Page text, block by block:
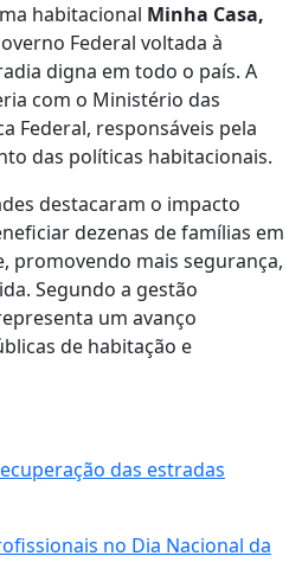
habitacional Minha Casa,
Federal voltada à
digna em todo o país. A
com o Ministério das
Federal, responsáveis pela
das políticas habitacionais.
destacaram o impacto
dezenas de famílias em
promovendo mais segurança,
Segundo a gestão
um avanço
de habitação e
das estradas
no Dia Nacional da